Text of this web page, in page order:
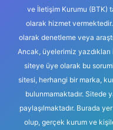
ve İletişim Kurumu (BTK)
olarak hizmet
olarak denetleme veya
Ancak, üyelerimiz
siteye üye olarak bu
sitesi, herhangi bir marka,
bulunmamaktadır. Sitede
paylaşılmaktadır. Burada
olup, gerçek kurum ve